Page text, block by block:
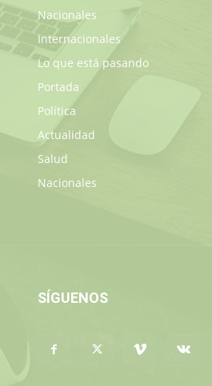
Nacionales
Internacionales
Lo que está pasando
Portada
Política
Actualidad
Salud
Nacionales
SÍGUENOS